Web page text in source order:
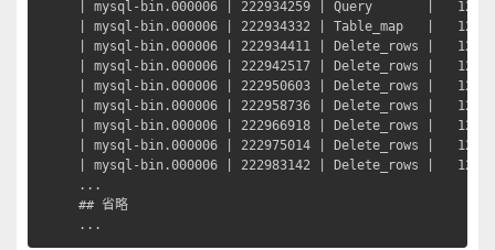
| mysql-bin.000006 | 222934259 | Query       |
| mysql-bin.000006 | 222934332 | Table_map   |
| mysql-bin.000006 | 222934411 | Delete_rows |
| mysql-bin.000006 | 222942517 | Delete_rows |
| mysql-bin.000006 | 222950603 | Delete_rows |
| mysql-bin.000006 | 222958736 | Delete_rows |
| mysql-bin.000006 | 222966918 | Delete_rows |
| mysql-bin.000006 | 222975014 | Delete_rows |
| mysql-bin.000006 | 222983142 | Delete_rows |
...
## 省略
...